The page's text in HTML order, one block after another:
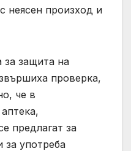
неясен произход и
за защита на
проверка,
че в
предлагат за
употреба